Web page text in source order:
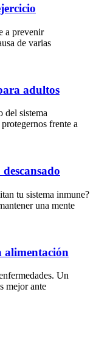
a prevenir
de varias
adultos
del sistema
frente a
tu sistema inmune?
una mente
alimentación
Un
mejor ante